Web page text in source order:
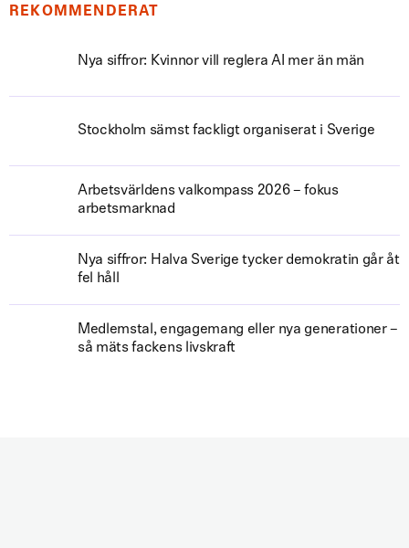
REKOMMENDERAT
Nya siffror: Kvinnor vill reglera AI mer än män
Stockholm sämst fackligt organiserat i Sverige
Arbetsvärldens valkompass 2026 – fokus
arbetsmarknad
Nya siffror: Halva Sverige tycker demokratin går åt
fel håll
Medlemstal, engagemang eller nya generationer –
så mäts fackens livskraft